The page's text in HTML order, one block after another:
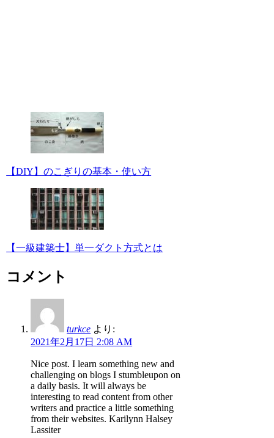
【DIY】のこぎりの基本・使い方
【一級建築士】単一ダクト方式とは
コメント
turkce より:
2021年2月17日 2:08 AM
Nice post. I learn something new and
challenging on blogs I stumbleupon on
a daily basis. It will always be
interesting to read content from other
writers and practice a little something
from their websites. Karilynn Halsey
Lassiter